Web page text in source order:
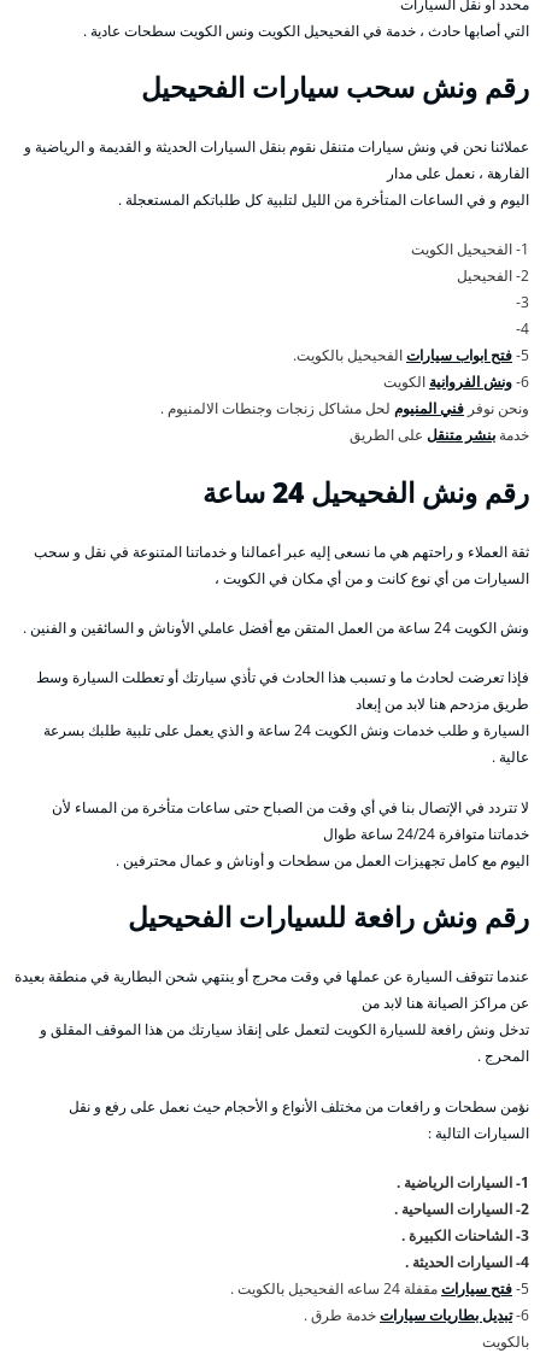
التي أصابها حادث ، خدمة في الفحيحيل الكويت ونس الكويت سطحات عادية .
رقم ونش سحب سيارات الفحيحيل
عملائنا نحن في ونش سيارات متنقل نقوم بنقل السيارات الحديثة و القديمة و الرياضية و
الفارهة ، نعمل على مدار
اليوم و في الساعات المتأخرة من الليل لتلبية كل طلباتكم المستعجلة .
1- الفحيحيل الكويت
2- الفحيحيل
3-
4-
5- فتح ابواب سياراتالفحيحيل بالكويت.
6- ونش الفروانية الكويت
ونحن نوفر فني المنيوم لحل مشاكل زنجات وجنطات الالمنيوم .
خدمة بنشر متنقل على الطريق
رقم ونش الفحيحيل 24 ساعة
ثقة العملاء و راحتهم هي ما نسعى إليه عبر أعمالنا و خدماتنا المتنوعة في نقل و سحب
السيارات من أي نوع كانت و من أي مكان في الكويت ،
ونش الكويت 24 ساعة من العمل المتقن مع أفضل عاملي الأوناش و السائقين و الفنين .
فإذا تعرضت لحادث ما و تسبب هذا الحادث في تأذي سيارتك أو تعطلت السيارة وسط
طريق مزدحم هنا لابد من إبعاد
السيارة و طلب خدمات ونش الكويت 24 ساعة و الذي يعمل على تلبية طلبك بسرعة
عالية .
لا تتردد في الإتصال بنا في أي وقت من الصباح حتى ساعات متأخرة من المساء لأن
خدماتنا متوافرة 24/24 ساعة طوال
اليوم مع كامل تجهيزات العمل من سطحات و أوناش و عمال محترفين .
رقم ونش رافعة للسيارات الفحيحيل
عندما تتوقف السيارة عن عملها في وقت محرج أو ينتهي شحن البطارية في منطقة بعيدة
عن مراكز الصيانة هنا لابد من
تدخل ونش رافعة للسيارة الكويت لتعمل على إنقاذ سيارتك من هذا الموقف المقلق و
المحرج .
نؤمن سطحات و رافعات من مختلف الأنواع و الأحجام حيث نعمل على رفع و نقل
السيارات التالية :
1- السيارات الرياضية .
2- السيارات السياحية .
3- الشاحنات الكبيرة .
4- السيارات الحديثة .
5- فتح سياراتمقفلة 24 ساعه الفحيحيل بالكويت .
6- تبديل بطاريات سياراتخدمة طرق .
بالكويت